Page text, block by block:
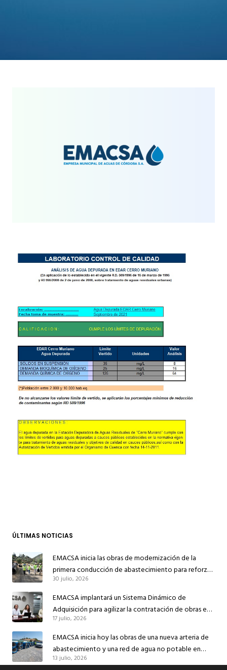
ÚLTIMAS NOTICIAS
EMACSA inicia las obras de modernización de la
primera conducción de abastecimiento para reforzar
el suministro de agua de Córdoba
30 julio, 2026
EMACSA implantará un Sistema Dinámico de
Adquisición para agilizar la contratación de obras en
sus redes e instalaciones
17 julio, 2026
EMACSA inicia hoy las obras de una nueva arteria de
abastecimiento y una red de agua no potable en
Ingeniero Ruiz de Azúa
13 julio, 2026